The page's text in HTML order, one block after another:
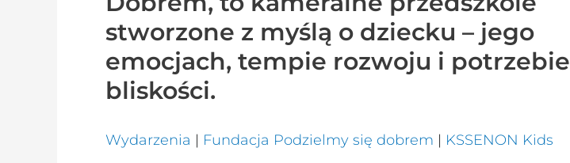
stworzone z myślą o dziecku – jego
emocjach, tempie rozwoju i potrzebie
bliskości.
Wydarzenia | Fundacja Podzielmy się dobrem | KSSENON Kids